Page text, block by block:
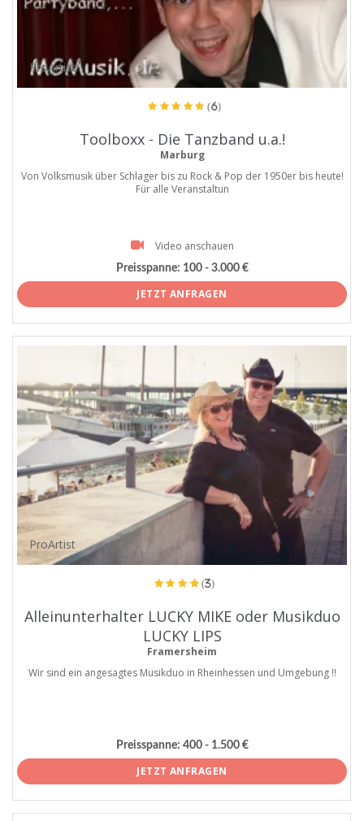
ProArtist
(6)
Toolboxx - Die Tanzband u.a.!
Marburg
Von Volksmusik über Schlager bis zu Rock & Pop der 1950er bis heute!
Für alle Veranstaltun
Video anschauen
Preisspanne: 100 - 3.000 €
JETZT ANFRAGEN
ProArtist
(3)
Alleinunterhalter LUCKY MIKE oder Musikduo
LUCKY LIPS
Framersheim
Wir sind ein angesagtes Musikduo in Rheinhessen und Umgebung !!
Preisspanne: 400 - 1.500 €
JETZT ANFRAGEN